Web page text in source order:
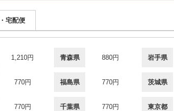
宅配便
1,210円 青森県 880円 岩手県
770円 福島県 770円 茨城県
770円 千葉県 770円 東京都